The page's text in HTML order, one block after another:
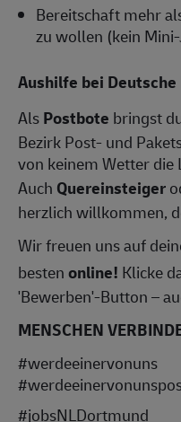
Bereitschaft mehr
zu wollen (kein
Aushilfe bei Deutsche
AlsPostbote bringst
Bezirk Post- und
von keinem Wetter die
Auch Quereinsteiger
herzlich willkommen,
Wir freuen uns auf
bestenonline! Klicke
'Bewerben'-Button –
MENSCHEN
#werdeeinervonuns
#jobsNLDortmund